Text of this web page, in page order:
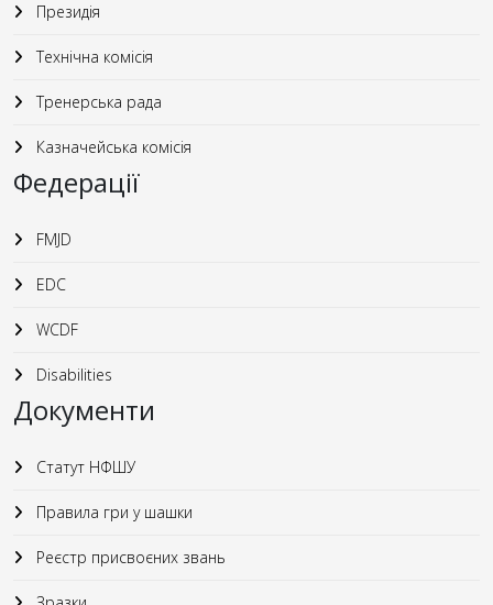
Президія
Технічна комісія
Тренерська рада
Казначейська комісія
Федерації
FMJD
EDC
WCDF
Disabilities
Документи
Статут НФШУ
Правила гри у шашки
Реєстр присвоєних звань